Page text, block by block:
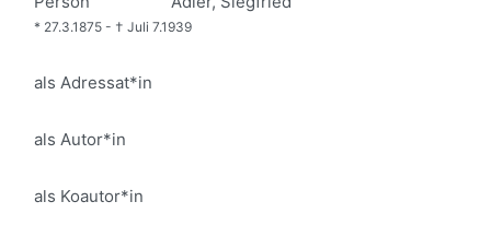
* 27.3.1875 - † Juli 7.1939
als Adressat*in
als Autor*in
als Koautor*in